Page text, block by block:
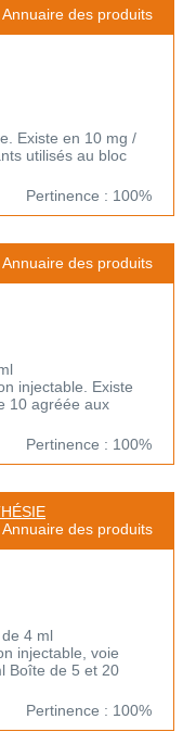
Annuaire des produits
Existe en 10 mg /
utilisés au bloc
Pertinence : 100%
Annuaire des produits
injectable. Existe
10 agréée aux
Pertinence : 100%
Annuaire des produits
4 ml
injectable, voie
Boîte de 5 et 20
Pertinence : 100%